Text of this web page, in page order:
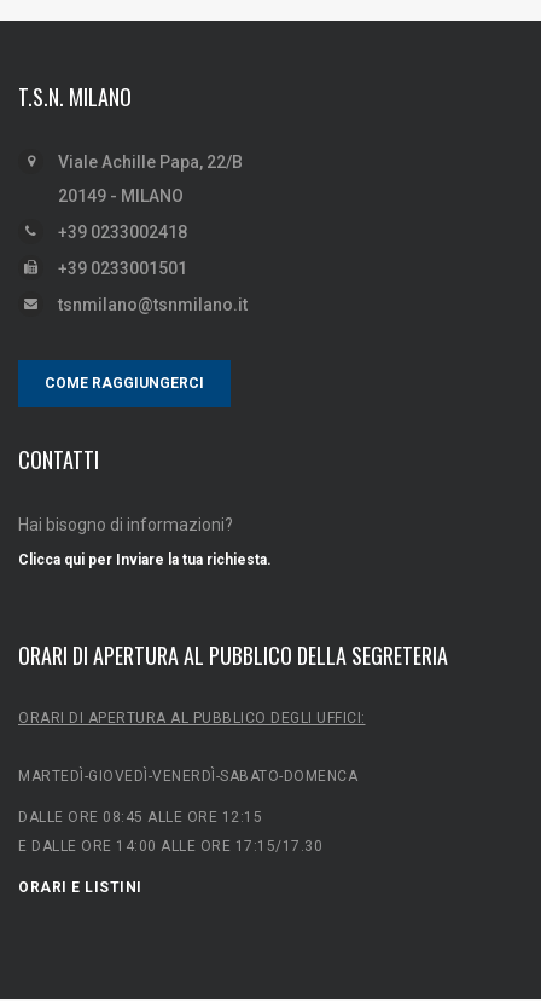
T.S.N. MILANO
Viale Achille Papa, 22/B
20149 - MILANO
+39 0233002418
+39 0233001501
tsnmilano@tsnmilano.it
COME RAGGIUNGERCI
CONTATTI
Hai bisogno di informazioni?
Clicca qui per Inviare la tua richiesta.
ORARI DI APERTURA AL PUBBLICO DELLA SEGRETERIA
ORARI DI APERTURA AL PUBBLICO DEGLI UFFICI:
MARTEDÌ-GIOVEDÌ-VENERDÌ-SABATO-DOMENCA
DALLE ORE 08:45 ALLE ORE 12:15
E DALLE ORE 14:00 ALLE ORE 17:15/17.30
ORARI E LISTINI